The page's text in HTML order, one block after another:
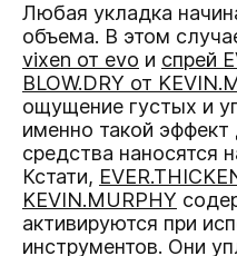
Любая укладка
объема. В этом
vixen от evo и спрей
BLOW.DRY от
ощущение густых и
именно такой
средства наносятся
Кстати,
KEVIN.MURPHY
активируются при
инструментов. Они